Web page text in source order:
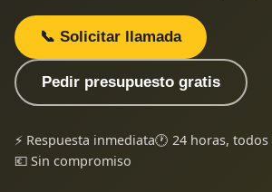
📞 Solicitar llamada
Pedir presupuesto gratis
⚡ Respuesta inmediata🕐 24 horas,
💶 Sin compromiso